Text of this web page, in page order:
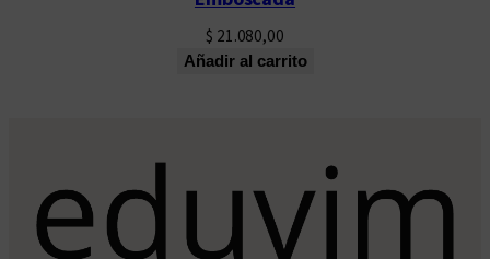
$ 21.080,00
Añadir al carrito